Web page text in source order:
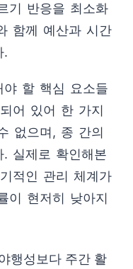
기 반응을 최소화
함께 예산과 시간
.
야 할 핵심 요소들
어 있어 한 가지
없으며, 종 간의
실제로 확인해본
적인 관리 체계가
이 현저히 낮아지
행성보다 주간 활